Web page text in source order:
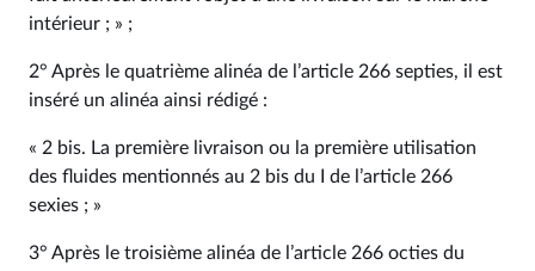
intérieur ; » ;
2° Après le quatrième alinéa de l’article 266 septies, il est
inséré un alinéa ainsi rédigé :
« 2 bis. La première livraison ou la première utilisation
des fluides mentionnés au 2 bis du I de l’article 266
sexies ; »
3° Après le troisième alinéa de l’article 266 octies du